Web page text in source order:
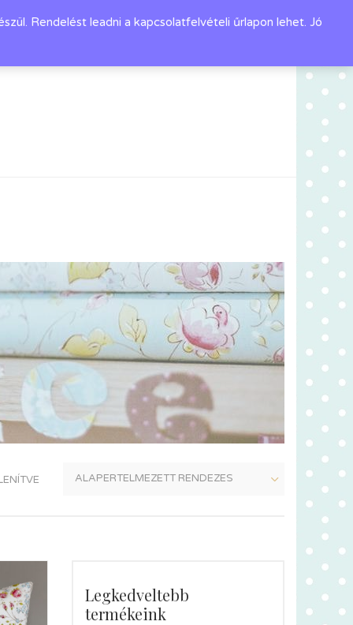
Rendelést leadni a kapcsolatfelvételi űrlapon lehet. Jó
Legkedveltebb
termékeink